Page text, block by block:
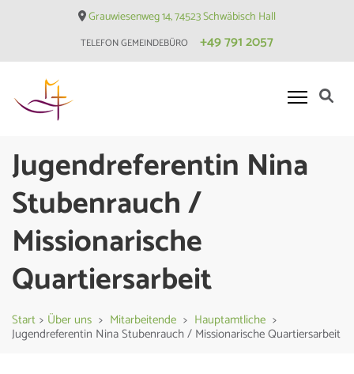
Grauwiesenweg 14, 74523 Schwäbisch Hall
TELEFON GEMEINDEBÜRO +49 791 2057
Hessental
Jugendreferentin Nina
Stubenrauch /
Missionarische
Quartiersarbeit
Start > Über uns > Mitarbeitende > Hauptamtliche >
Jugendreferentin Nina Stubenrauch / Missionarische Quartiersarbeit